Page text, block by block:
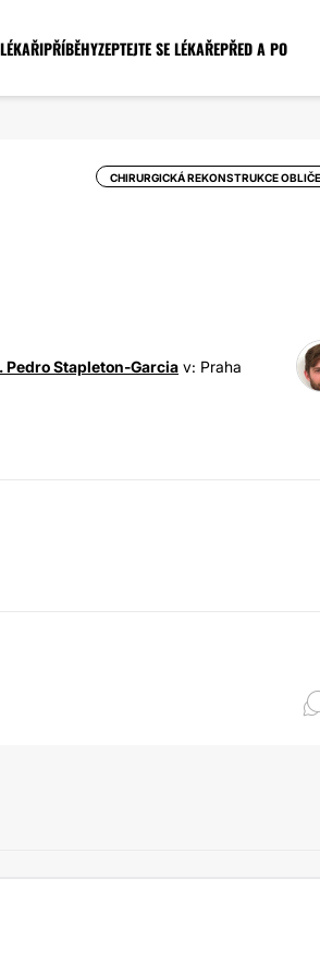
LÉKAŘIPŘÍBĚHYZEPTEJTE SE LÉKAŘEPŘED A PO
CHIRURGICKÁ REKONSTRUKCE
Pedro Stapleton-Garcia v: Praha